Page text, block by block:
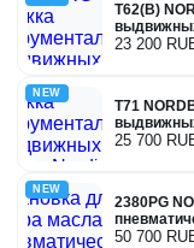
T62(B)
23 200
NEW
T71
25 700
NEW
2380PG
50 700